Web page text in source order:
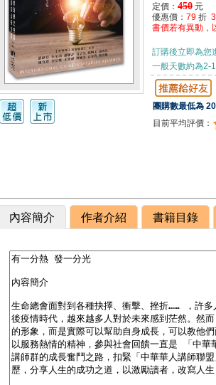
定價： 450 元
優惠價： 79 折
書價若有異動，
訂購後立即為您
一般天數約為2-
團購數最低為
目前平均評價：
內容簡介 作者介紹 書籍目錄